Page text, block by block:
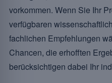
vorkommen. Wenn Sie Ihr
verfügbaren
fachlichen Empfehlungen
Chancen, die erhofften
berücksichtigen dabei Ihr